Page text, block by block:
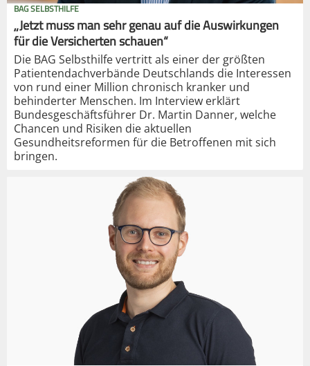
BAG SELBSTHILFE
„Jetzt muss man sehr genau auf die Auswirkungen
für die Versicherten schauen“
Die BAG Selbsthilfe vertritt als einer der größten
Patientendachverbände Deutschlands die Interessen
von rund einer Million chronisch kranker und
behinderter Menschen. Im Interview erklärt
Bundesgeschäftsführer Dr. Martin Danner, welche
Chancen und Risiken die aktuellen
Gesundheitsreformen für die Betroffenen mit sich
bringen.